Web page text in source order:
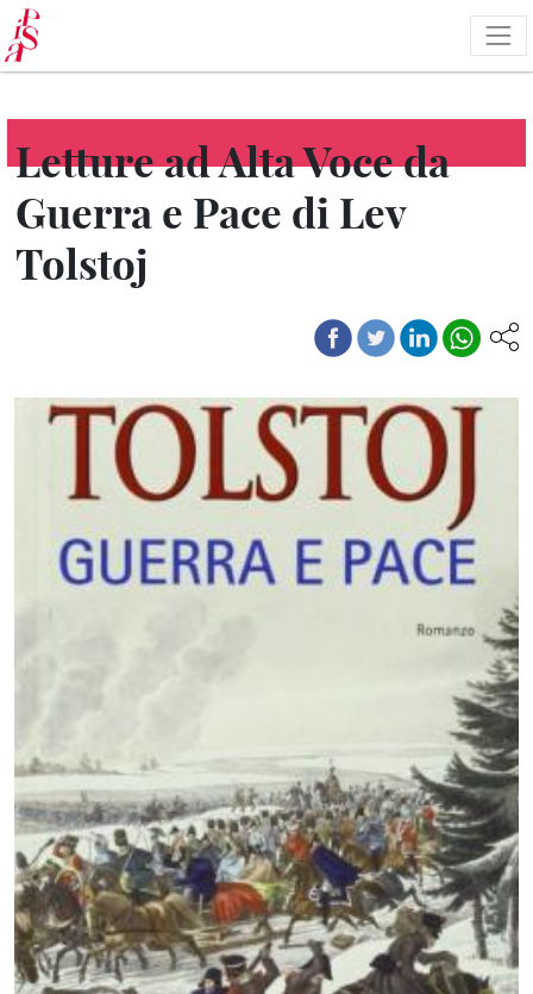
Salta
al
contenuto
principale
Letture ad Alta Voce da
Guerra e Pace di Lev
Tolstoj